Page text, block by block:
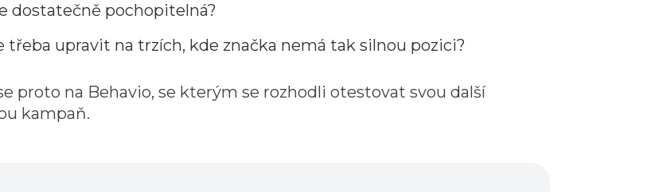
dostatečně pochopitelná?
třeba upravit na trzích, kde značka nemá tak silnou pozici?
proto na Behavio, se kterým se rozhodli otestovat svou další
kampaň.